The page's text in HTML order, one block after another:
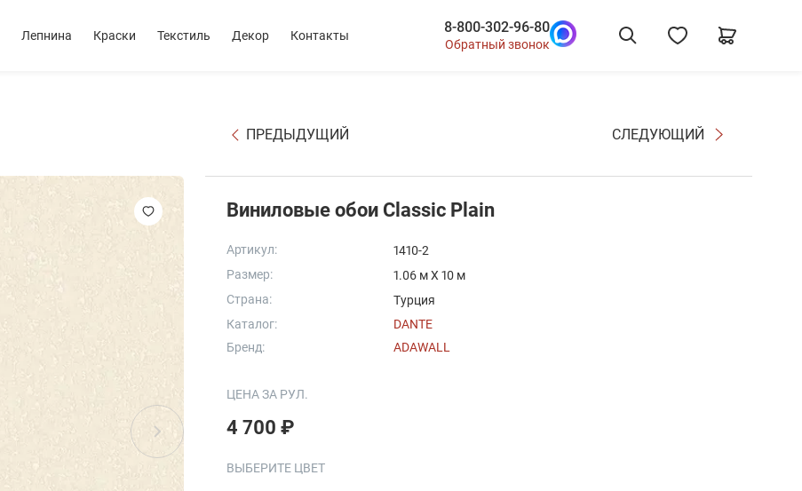
Лепнина Краски Текстиль Декор Контакты 8-800-302-96-80
Обратный звонок
ПРЕДЫДУЩИЙ СЛЕДУЮЩИЙ
Виниловые обои Classic Plain
Артикул:
1410-2
Размер:
1.06 м X 10 м
Страна:
Турция
Каталог:
DANTE
Бренд:
ADAWALL
ЦЕНА ЗА РУЛ.
4 700 ₽
ВЫБЕРИТЕ ЦВЕТ